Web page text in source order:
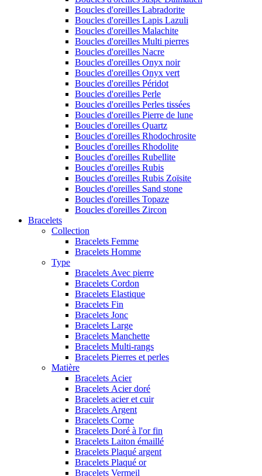
Boucles d'oreilles Labradorite
Boucles d'oreilles Lapis Lazuli
Boucles d'oreilles Malachite
Boucles d'oreilles Multi pierres
Boucles d'oreilles Nacre
Boucles d'oreilles Onyx noir
Boucles d'oreilles Onyx vert
Boucles d'oreilles Péridot
Boucles d'oreilles Perle
Boucles d'oreilles Perles tissées
Boucles d'oreilles Pierre de lune
Boucles d'oreilles Quartz
Boucles d'oreilles Rhodochrosite
Boucles d'oreilles Rhodolite
Boucles d'oreilles Rubellite
Boucles d'oreilles Rubis
Boucles d'oreilles Rubis Zoïsite
Boucles d'oreilles Sand stone
Boucles d'oreilles Topaze
Boucles d'oreilles Zircon
Bracelets
Collection
Bracelets Femme
Bracelets Homme
Type
Bracelets Avec pierre
Bracelets Cordon
Bracelets Elastique
Bracelets Fin
Bracelets Jonc
Bracelets Large
Bracelets Manchette
Bracelets Multi-rangs
Bracelets Pierres et perles
Matière
Bracelets Acier
Bracelets Acier doré
Bracelets acier et cuir
Bracelets Argent
Bracelets Corne
Bracelets Doré à l'or fin
Bracelets Laiton émaillé
Bracelets Plaqué argent
Bracelets Plaqué or
Bracelets Vermeil